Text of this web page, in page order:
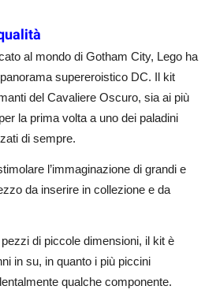
al mondo di Gotham City, Lego ha
supereroistico DC. Il kit
del Cavaliere Oscuro, sia ai più
la prima volta a uno dei paladini
di sempre.
l’immaginazione di grandi e
da inserire in collezione e da
di piccole dimensioni, il kit è
in su, in quanto i più piccini
qualche componente.